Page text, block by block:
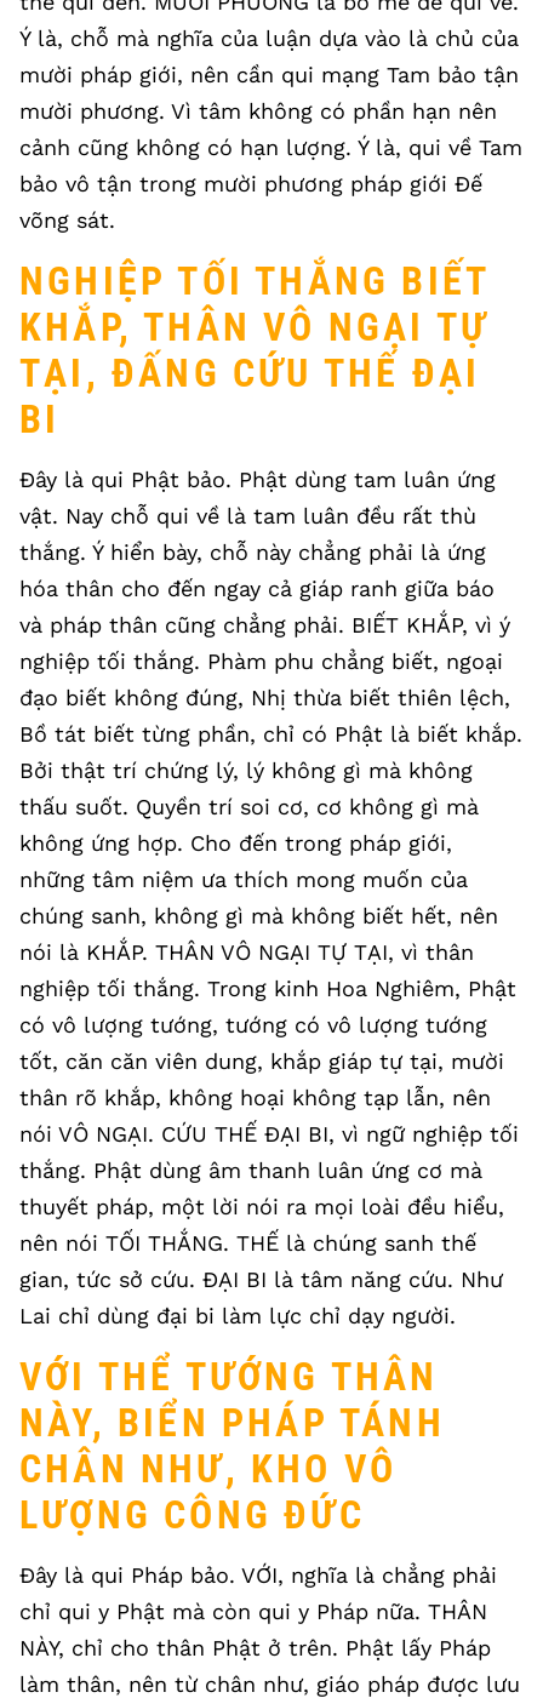
Ý là, chỗ mà nghĩa của luận dựa vào là chủ của
mười pháp giới, nên cần qui mạng Tam bảo tận
mười phương. Vì tâm không có phần hạn nên
cảnh cũng không có hạn lượng. Ý là, qui về Tam
bảo vô tận trong mười phương pháp giới Đế
võng sát.
NGHIỆP TỐI THẮNG BIẾT
KHẮP, THÂN VÔ NGẠI TỰ
TẠI, ĐẤNG CỨU THẾ ĐẠI
BI
Đây là qui Phật bảo. Phật dùng tam luân ứng
vật. Nay chỗ qui về là tam luân đều rất thù
thắng. Ý hiển bày, chỗ này chẳng phải là ứng
hóa thân cho đến ngay cả giáp ranh giữa báo
và pháp thân cũng chẳng phải. BIẾT KHẮP, vì ý
nghiệp tối thắng. Phàm phu chẳng biết, ngoại
đạo biết không đúng, Nhị thừa biết thiên lệch,
Bồ tát biết từng phần, chỉ có Phật là biết khắp.
Bởi thật trí chứng lý, lý không gì mà không
thấu suốt. Quyền trí soi cơ, cơ không gì mà
không ứng hợp. Cho đến trong pháp giới,
những tâm niệm ưa thích mong muốn của
chúng sanh, không gì mà không biết hết, nên
nói là KHẮP. THÂN VÔ NGẠI TỰ TẠI, vì thân
nghiệp tối thắng. Trong kinh Hoa Nghiêm, Phật
có vô lượng tướng, tướng có vô lượng tướng
tốt, căn căn viên dung, khắp giáp tự tại, mười
thân rõ khắp, không hoại không tạp lẫn, nên
nói VÔ NGẠI. CỨU THẾ ĐẠI BI, vì ngữ nghiệp tối
thắng. Phật dùng âm thanh luân ứng cơ mà
thuyết pháp, một lời nói ra mọi loài đều hiểu,
nên nói TỐI THẮNG. THẾ là chúng sanh thế
gian, tức sở cứu. ĐẠI BI là tâm năng cứu. Như
Lai chỉ dùng đại bi làm lực chỉ dạy người.
VỚI THỂ TƯỚNG THÂN
NÀY, BIỂN PHÁP TÁNH
CHÂN NHƯ, KHO VÔ
LƯỢNG CÔNG ĐỨC
Đây là qui Pháp bảo. VỚI, nghĩa là chẳng phải
chỉ qui y Phật mà còn qui y Pháp nữa. THÂN
NÀY, chỉ cho thân Phật ở trên. Phật lấy Pháp
làm thân, nên từ chân như, giáo pháp được lưu